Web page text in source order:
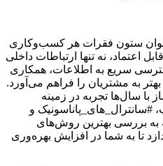
ستون فقرات هر کسب‌وکاری
اعتماد، نه تنها ارتباطات داخلی
سریع به اطلاعات، همکاری
به مشتریان را فراهم می‌آورد.
سال‌ها تجربه در زمینه
#سانترال_های_پاناسونیک و
به بررسی بهترین روش‌های
تا به شما در افزایش بهره‌وری